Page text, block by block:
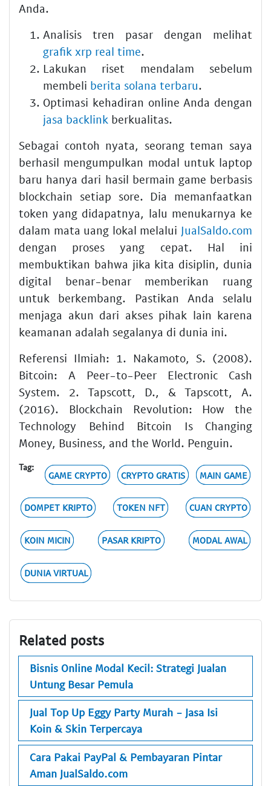
Anda.
Analisis tren pasar dengan melihat
grafik xrp real time.
Lakukan riset mendalam sebelum
membeli berita solana terbaru.
Optimasi kehadiran online Anda dengan
jasa backlink berkualitas.
Sebagai contoh nyata, seorang teman saya
berhasil mengumpulkan modal untuk laptop
baru hanya dari hasil bermain game berbasis
blockchain setiap sore. Dia memanfaatkan
token yang didapatnya, lalu menukarnya ke
dalam mata uang lokal melalui JualSaldo.com
dengan proses yang cepat. Hal ini
membuktikan bahwa jika kita disiplin, dunia
digital benar-benar memberikan ruang
untuk berkembang. Pastikan Anda selalu
menjaga akun dari akses pihak lain karena
keamanan adalah segalanya di dunia ini.
Referensi Ilmiah: 1. Nakamoto, S. (2008).
Bitcoin: A Peer-to-Peer Electronic Cash
System. 2. Tapscott, D., & Tapscott, A.
(2016). Blockchain Revolution: How the
Technology Behind Bitcoin Is Changing
Money, Business, and the World. Penguin.
Tag:
GAME CRYPTO CRYPTO GRATIS MAIN GAME
DOMPET KRIPTO TOKEN NFT CUAN CRYPTO
KOIN MICIN PASAR KRIPTO MODAL AWAL
DUNIA VIRTUAL
Related posts
Bisnis Online Modal Kecil: Strategi Jualan
Untung Besar Pemula
Jual Top Up Eggy Party Murah - Jasa Isi
Koin & Skin Terpercaya
Cara Pakai PayPal & Pembayaran Pintar
Aman JualSaldo.com